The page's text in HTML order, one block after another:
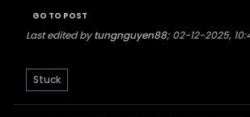
GO TO POST
Last edited bytungnguyen88; 02-12-2025,
Stuck